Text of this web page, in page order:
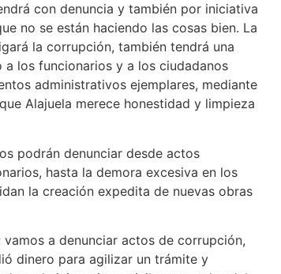
con denuncia y también por iniciativa
no se están haciendo las cosas bien. La
la corrupción, también tendrá una
los funcionarios y a los ciudadanos
administrativos ejemplares, mediante
Alajuela merece honestidad y limpieza
podrán denunciar desde actos
hasta la demora excesiva en los
la creación expedita de nuevas obras
a denunciar actos de corrupción,
dinero para agilizar un trámite y